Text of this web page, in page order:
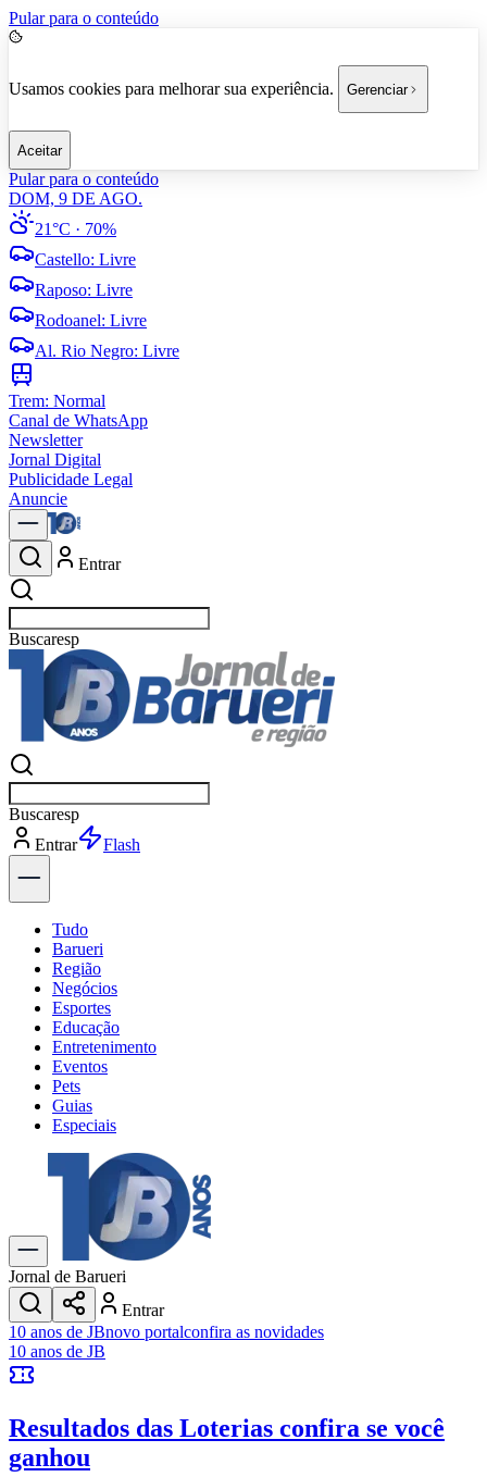
Pular para o conteúdo
Usamos cookies para melhorar sua experiência. Gerenciar
Aceitar
Pular para o conteúdo
DOM, 9 DE AGO.
21°C · 70%
Castello: Livre
Raposo: Livre
Rodoanel: Livre
Al. Rio Negro: Livre
Trem: Normal
Canal de WhatsApp
Newsletter
Jornal Digital
Publicidade Legal
Anuncie
Entrar
Buscarpol
Buscarpolí
Entrar
Explorar
Tudo
Barueri
Região
Negócios
Esportes
Educação
Entretenimento
Eventos
Pets
Guias
Especiais
Explore Tudo
Últimas Notícias
Previsão do Tempo
Trânsito e Rotas
Dia a Dia & Lazer
Transportes
Gastronomia
Cinema & Shows
JogosNovo
Anuncie no Portal
Cadastrar Empresa
Divulgar Vagas
Jornal de Barueri
Entrar
10 anos de JBnovo portalconfira as novidades
10 anos de JB
Resultados das Loterias confira se você
ganhou